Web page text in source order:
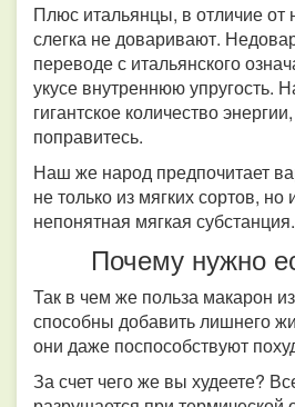
Плюс итальянцы, в отличие
слегка не доваривают.
переводе с итальянского
укусе внутреннюю упругость.
гигантское количество
поправитесь.
Наш же народ предпочитает
не только из мягких сортов,
непонятная мягкая субстанция.
Почему нужно
Так в чем же польза макарон
способны добавить лишнего
они даже поспособствуют
За счет чего же вы худеете?